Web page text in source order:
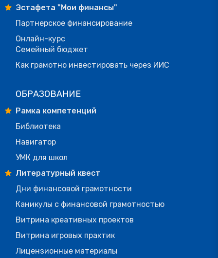
Эстафета "Мои финансы"
Партнерское финансирование
Онлайн-курс
Семейный бюджет
Как грамотно инвестировать через ИИС
ОБРАЗОВАНИЕ
Рамка компетенций
Библиотека
Навигатор
УМК для школ
Литературный квест
Дни финансовой грамотности
Каникулы с финансовой грамотностью
Витрина креативных проектов
Витрина игровых практик
Лицензионные материалы